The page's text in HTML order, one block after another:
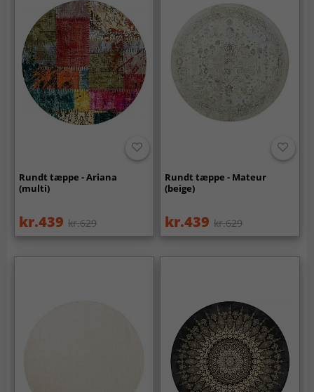
Rundt tæppe - Ariana
(multi)
kr.439 kr.629
Rundt tæppe - Mateur
(beige)
kr.439 kr.629